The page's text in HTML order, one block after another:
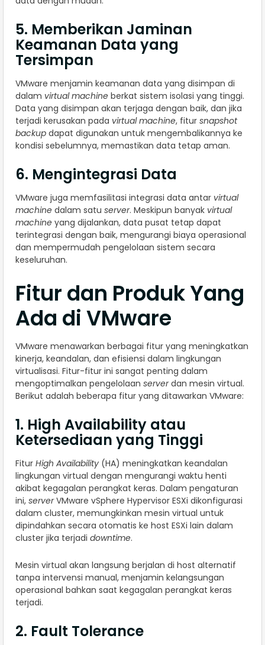
5. Memberikan Jaminan
Keamanan Data yang
Tersimpan
VMware menjamin keamanan data yang disimpan di
dalam virtual machine berkat sistem isolasi yang tinggi.
Data yang disimpan akan terjaga dengan baik, dan jika
terjadi kerusakan pada virtual machine, fitur snapshot
backup dapat digunakan untuk mengembalikannya ke
kondisi sebelumnya, memastikan data tetap aman.
6. Mengintegrasi Data
VMware juga memfasilitasi integrasi data antar virtual
machine dalam satu server. Meskipun banyak virtual
machine yang dijalankan, data pusat tetap dapat
terintegrasi dengan baik, mengurangi biaya operasional
dan mempermudah pengelolaan sistem secara
keseluruhan.
Fitur dan Produk Yang
Ada di VMware
VMware menawarkan berbagai fitur yang meningkatkan
kinerja, keandalan, dan efisiensi dalam lingkungan
virtualisasi. Fitur-fitur ini sangat penting dalam
mengoptimalkan pengelolaan serverdan mesin virtual.
Berikut adalah beberapa fitur yang ditawarkan VMware:
1. High Availability atau
Ketersediaan yang Tinggi
Fitur High Availability (HA) meningkatkan keandalan
lingkungan virtual dengan mengurangi waktu henti
akibat kegagalan perangkat keras. Dalam pengaturan
ini, serverVMware vSphere Hypervisor ESXi dikonfigurasi
dalam cluster, memungkinkan mesin virtual untuk
dipindahkan secara otomatis ke host ESXi lain dalam
cluster jika terjadi downtime.
Mesin virtual akan langsung berjalan di host alternatif
tanpa intervensi manual, menjamin kelangsungan
operasional bahkan saat kegagalan perangkat keras
terjadi.
2. Fault Tolerance